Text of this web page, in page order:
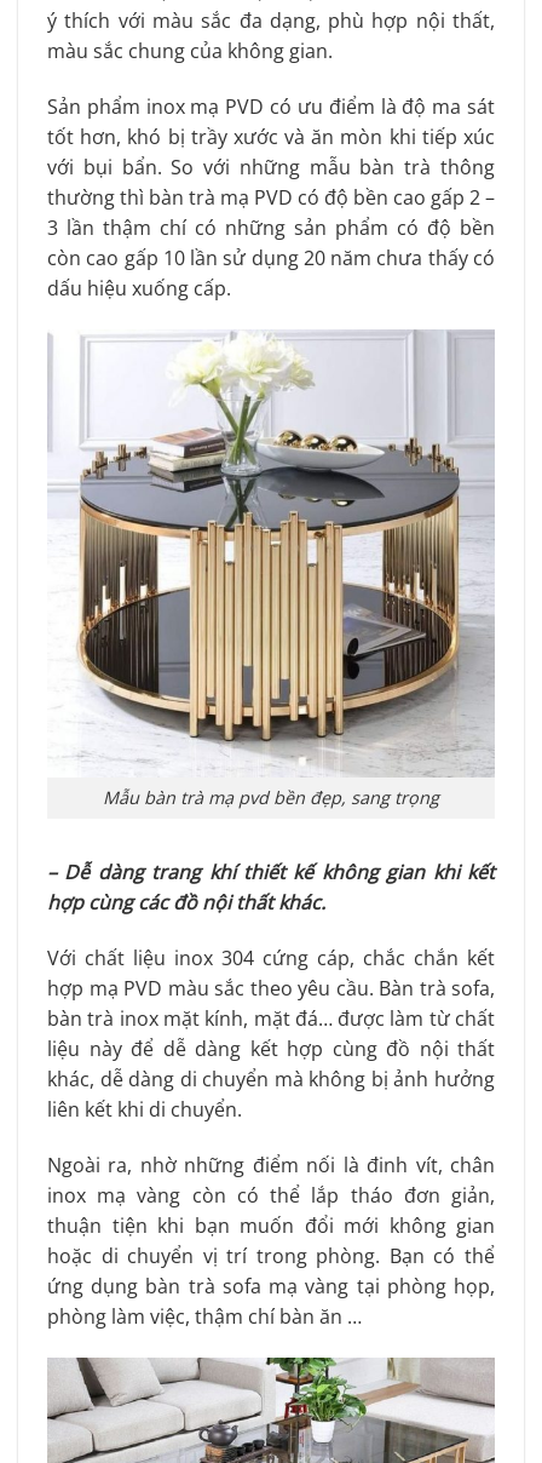
ý thích với màu sắc đa dạng, phù hợp nội thất,
màu sắc chung của không gian.
Sản phẩm inox mạ PVD có ưu điểm là độ ma sát
tốt hơn, khó bị trầy xước và ăn mòn khi tiếp xúc
với bụi bẩn. So với những mẫu bàn trà thông
thường thì bàn trà mạ PVD có độ bền cao gấp 2 –
3 lần thậm chí có những sản phẩm có độ bền
còn cao gấp 10 lần sử dụng 20 năm chưa thấy có
dấu hiệu xuống cấp.
Mẫu bàn trà mạ pvd bền đẹp, sang trọng
– Dễ dàng trang khí thiết kế không gian khi kết
hợp cùng các đồ nội thất khác.
Với chất liệu inox 304 cứng cáp, chắc chắn kết
hợp mạ PVD màu sắc theo yêu cầu. Bàn trà sofa,
bàn trà inox mặt kính, mặt đá… được làm từ chất
liệu này để dễ dàng kết hợp cùng đồ nội thất
khác, dễ dàng di chuyển mà không bị ảnh hưởng
liên kết khi di chuyển.
Ngoài ra, nhờ những điểm nối là đinh vít, chân
inox mạ vàng còn có thể lắp tháo đơn giản,
thuận tiện khi bạn muốn đổi mới không gian
hoặc di chuyển vị trí trong phòng. Bạn có thể
ứng dụng bàn trà sofa mạ vàng tại phòng họp,
phòng làm việc, thậm chí bàn ăn …